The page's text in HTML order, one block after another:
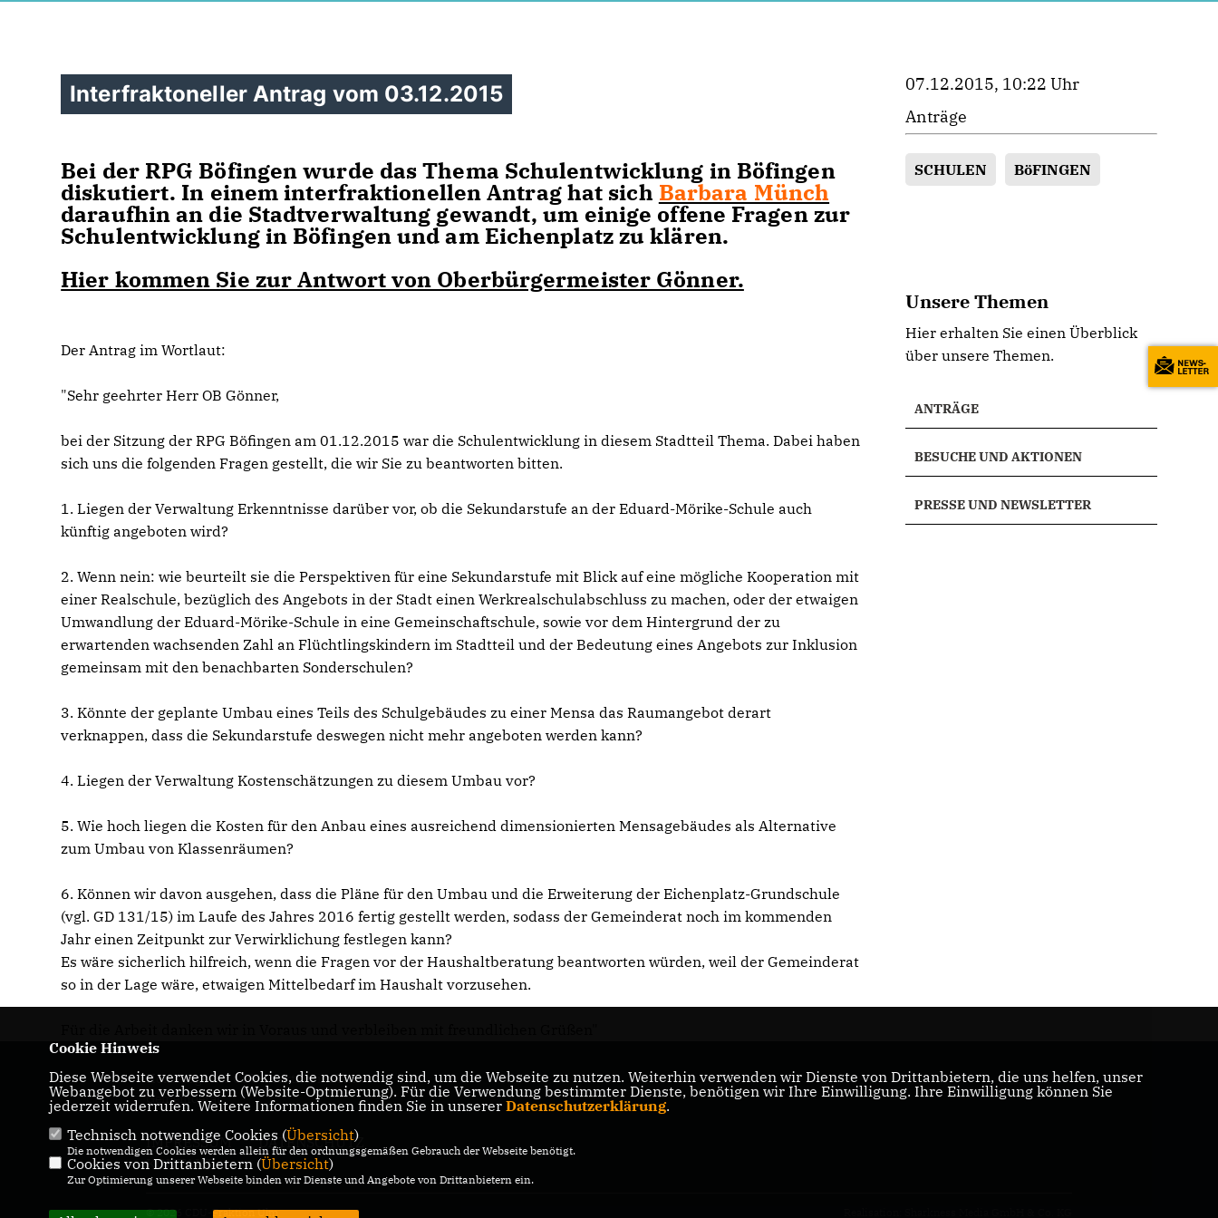
Interfraktoneller Antrag vom 03.12.2015
Bei der RPG Böfingen wurde das Thema Schulentwicklung in Böfingen
diskutiert. In einem interfraktionellen Antrag hat sich Barbara Münch
daraufhin an die Stadtverwaltung gewandt, um einige offene Fragen zur
Schulentwicklung in Böfingen und am Eichenplatz zu klären.
Hier kommen Sie zur Antwort von Oberbürgermeister Gönner.
Der Antrag im Wortlaut:
"Sehr geehrter Herr OB Gönner,
bei der Sitzung der RPG Böfingen am 01.12.2015 war die Schulentwicklung in diesem Stadtteil Thema. Dabei haben
sich uns die folgenden Fragen gestellt, die wir Sie zu beantworten bitten.
1. Liegen der Verwaltung Erkenntnisse darüber vor, ob die Sekundarstufe an der Eduard-Mörike-Schule auch
künftig angeboten wird?
2. Wenn nein: wie beurteilt sie die Perspektiven für eine Sekundarstufe mit Blick auf eine mögliche Kooperation mit
einer Realschule, bezüglich des Angebots in der Stadt einen Werkrealschulabschluss zu machen, oder der etwaigen
Umwandlung der Eduard-Mörike-Schule in eine Gemeinschaftschule, sowie vor dem Hintergrund der zu
erwartenden wachsenden Zahl an Flüchtlingskindern im Stadtteil und der Bedeutung eines Angebots zur Inklusion
gemeinsam mit den benachbarten Sonderschulen?
3. Könnte der geplante Umbau eines Teils des Schulgebäudes zu einer Mensa das Raumangebot derart
verknappen, dass die Sekundarstufe deswegen nicht mehr angeboten werden kann?
4. Liegen der Verwaltung Kostenschätzungen zu diesem Umbau vor?
5. Wie hoch liegen die Kosten für den Anbau eines ausreichend dimensionierten Mensagebäudes als Alternative
zum Umbau von Klassenräumen?
6. Können wir davon ausgehen, dass die Pläne für den Umbau und die Erweiterung der Eichenplatz-Grundschule
(vgl. GD 131/15) im Laufe des Jahres 2016 fertig gestellt werden, sodass der Gemeinderat noch im kommenden
Jahr einen Zeitpunkt zur Verwirklichung festlegen kann?
Es wäre sicherlich hilfreich, wenn die Fragen vor der Haushaltberatung beantworten würden, weil der Gemeinderat
so in der Lage wäre, etwaigen Mittelbedarf im Haushalt vorzusehen.
07.12.2015, 10:22 Uhr
Anträge
SCHULEN BöFINGEN
Unsere Themen
Hier erhalten Sie einen Überblick
über unsere Themen.
ANTRÄGE
BESUCHE UND AKTIONEN
PRESSE UND NEWSLETTER
Homepage der CDU-Fraktion im Ulmer
Gemeinderat
IMPRESSUM
DATENSCHUTZ
KONTAKT
© 2026 CDU-Fraktion Ulm
Cookie Hinweis
Diese Webseite verwendet Cookies, die notwendig sind, um die Webseite zu nutzen. Weiterhin verwenden wir Dienste von Drittanbietern, die uns helfen, unser
Webangebot zu verbessern (Website-Optmierung). Für die Verwendung bestimmter Dienste, benötigen wir Ihre Einwilligung. Ihre Einwilligung können Sie
jederzeit widerrufen. Weitere Informationen finden Sie in unserer Datenschutzerklärung.
Technisch notwendige Cookies (Übersicht)
Die notwendigen Cookies werden allein für den ordnungsgemäßen Gebrauch der Webseite benötigt.
Cookies von Drittanbietern (Übersicht)
Zur Optimierung unserer Webseite binden wir Dienste und Angebote von Drittanbietern ein.